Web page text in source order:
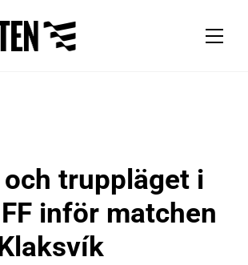
truppläget i
inför matchen